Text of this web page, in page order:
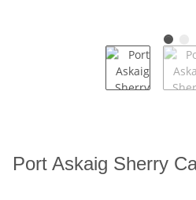
Port Askaig Sherry